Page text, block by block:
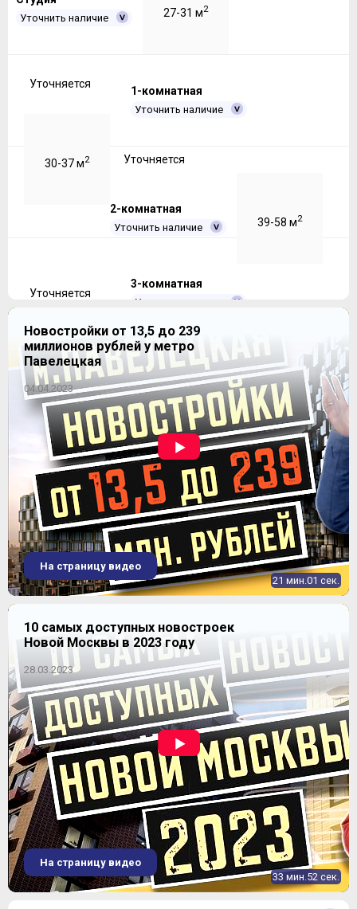
Уточнить наличие 27-31 м2
Уточняется
1-комнатная
Уточнить наличие
30-37 м2 Уточняется
2-комнатная
Уточнить наличие 39-58 м2
Уточняется
3-комнатная
Уточнить наличие
56-72 м2 Уточняется
4-комнатная
Уточнить наличие 66-80 м
Уточняется
ЖК "Опалиха О3"
Новостройки от 13,5 до 239
миллионов рублей у метро
Павелецкая
04.04.2023
21 мин.01 сек.
На страницу видео
10 самых доступных новостроек
Новой Москвы в 2023 году
28.03.2023
33 мин.52 сек.
На страницу видео